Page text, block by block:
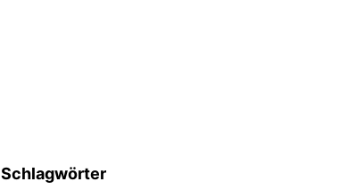
Schlagwörter